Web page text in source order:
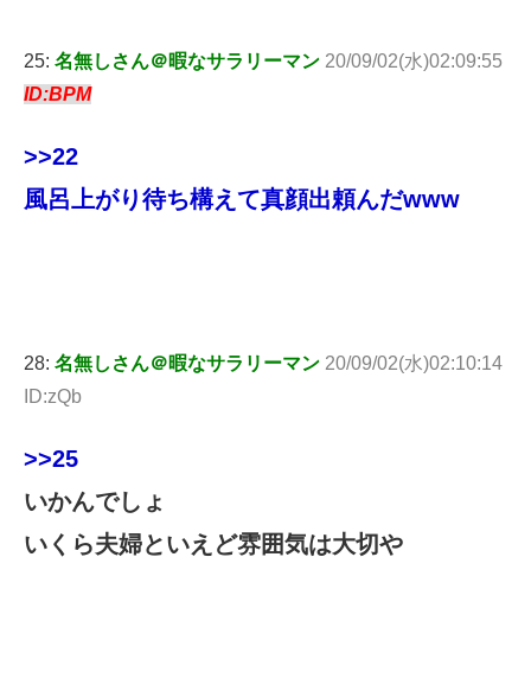
25: 名無しさん＠暇なサラリーマン 20/09/02(水)02:09:55
ID:BPM
>>22
風呂上がり待ち構えて真顔出頼んだwww
28: 名無しさん＠暇なサラリーマン 20/09/02(水)02:10:14
ID:zQb
>>25
いかんでしょ
いくら夫婦といえど雰囲気は大切や